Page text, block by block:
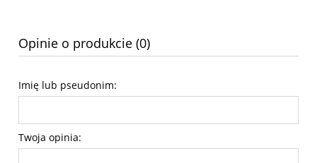
Opinie o produkcie (0)
Imię lub pseudonim:
Twoja opinia: